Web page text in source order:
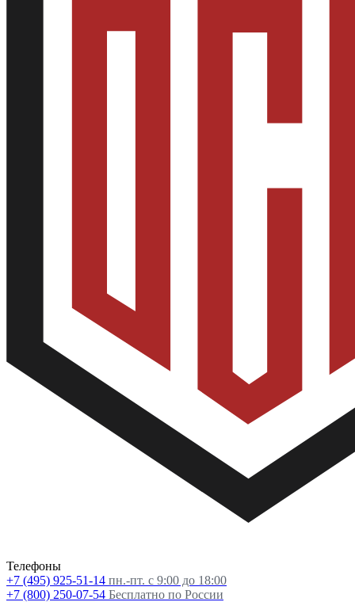
Телефоны
+7 (495) 925-51-14 пн.-пт. с 9:00 до 18:00
+7 (800) 250-07-54 Бесплатно по России